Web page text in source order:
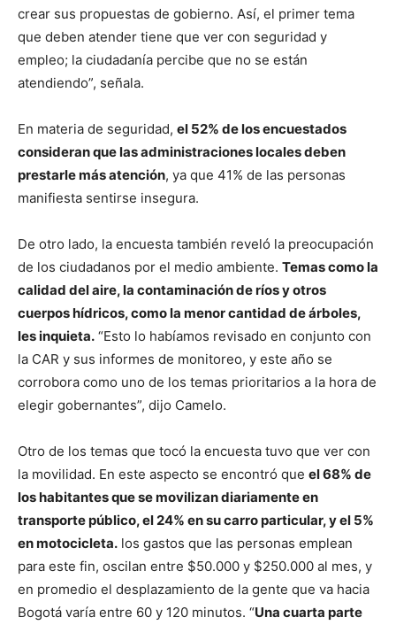
crear sus propuestas de gobierno. Así, el primer tema
que deben atender tiene que ver con seguridad y
empleo; la ciudadanía percibe que no se están
atendiendo”, señala.
En materia de seguridad, el 52% de los encuestados
consideran que las administraciones locales deben
prestarle más atención, ya que 41% de las personas
manifiesta sentirse insegura.
De otro lado, la encuesta también reveló la preocupación
de los ciudadanos por el medio ambiente. Temas como la
calidad del aire, la contaminación de ríos y otros
cuerpos hídricos, como la menor cantidad de árboles,
les inquieta. “Esto lo habíamos revisado en conjunto con
la CAR y sus informes de monitoreo, y este año se
corrobora como uno de los temas prioritarios a la hora de
elegir gobernantes”, dijo Camelo.
Otro de los temas que tocó la encuesta tuvo que ver con
la movilidad. En este aspecto se encontró que el 68% de
los habitantes que se movilizan diariamente en
transporte público, el 24% en su carro particular, y el 5%
en motocicleta. los gastos que las personas emplean
para este fin, oscilan entre $50.000 y $250.000 al mes, y
en promedio el desplazamiento de la gente que va hacia
Bogotá varía entre 60 y 120 minutos. “Una cuarta parte